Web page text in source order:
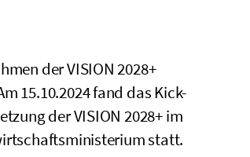
der VISION 2028+
15.10.2024 fand das Kick-
der VISION 2028+ im
statt.